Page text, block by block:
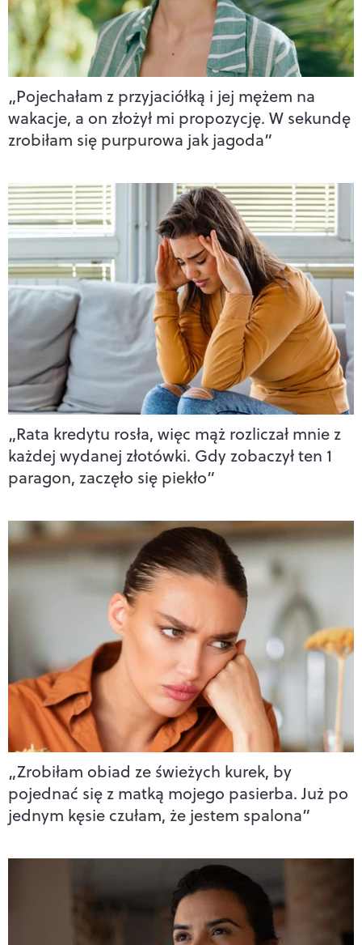
„Pojechałam z przyjaciółką i jej mężem na
wakacje, a on złożył mi propozycję. W sekundę
zrobiłam się purpurowa jak jagoda”
„Rata kredytu rosła, więc mąż rozliczał mnie z
każdej wydanej złotówki. Gdy zobaczył ten 1
paragon, zaczęło się piekło”
„Zrobiłam obiad ze świeżych kurek, by
pojednać się z matką mojego pasierba. Już po
jednym kęsie czułam, że jestem spalona”